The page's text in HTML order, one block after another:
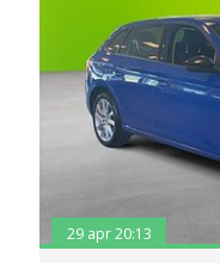
29 apr 20:13